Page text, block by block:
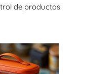
de productos